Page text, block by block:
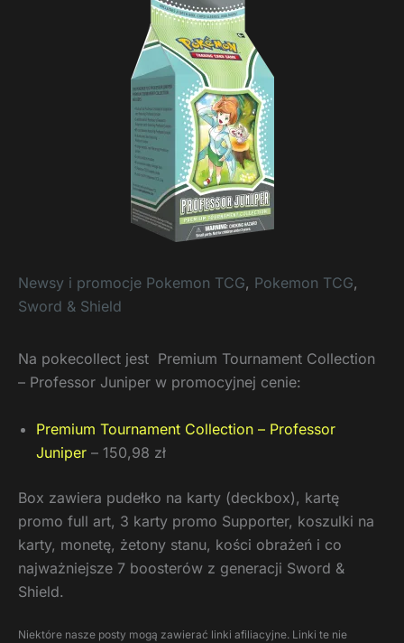
Newsy i promocje Pokemon TCG, Pokemon TCG,
Sword & Shield
Na pokecollect jest Premium Tournament Collection
– Professor Juniper w promocyjnej cenie:
Premium Tournament Collection – Professor
Juniper – 150,98 zł
Box zawiera pudełko na karty (deckbox), kartę
promo full art, 3 karty promo Supporter, koszulki na
karty, monetę, żetony stanu, kości obrażeń i co
najważniejsze 7 boosterów z generacji Sword &
Shield.
Niektóre nasze posty mogą zawierać linki afiliacyjne. Linki te nie